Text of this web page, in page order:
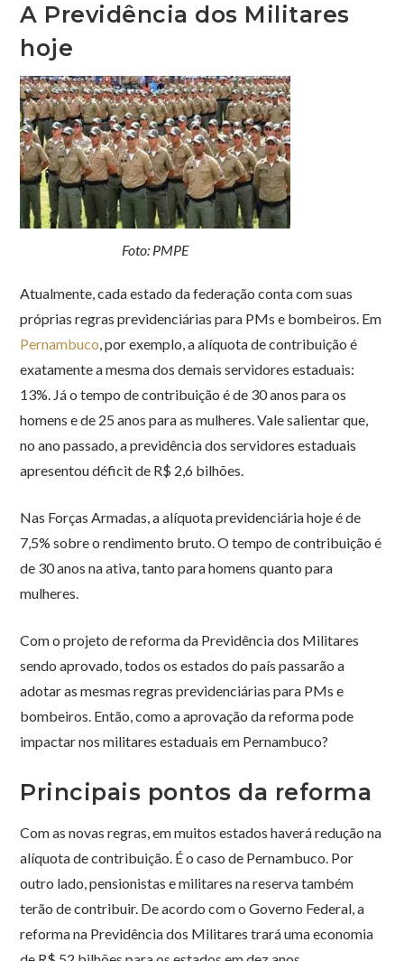
A Previdência dos Militares
hoje
Foto: PMPE
Atualmente, cada estado da federação conta com suas
próprias regras previdenciárias para PMs e bombeiros. Em
Pernambuco, por exemplo, a alíquota de contribuição é
exatamente a mesma dos demais servidores estaduais:
13%. Já o tempo de contribuição é de 30 anos para os
homens e de 25 anos para as mulheres. Vale salientar que,
no ano passado, a previdência dos servidores estaduais
apresentou déficit de R$ 2,6 bilhões.
Nas Forças Armadas, a alíquota previdenciária hoje é de
7,5% sobre o rendimento bruto. O tempo de contribuição é
de 30 anos na ativa, tanto para homens quanto para
mulheres.
Com o projeto de reforma da Previdência dos Militares
sendo aprovado, todos os estados do país passarão a
adotar as mesmas regras previdenciárias para PMs e
bombeiros. Então, como a aprovação da reforma pode
impactar nos militares estaduais em Pernambuco?
Principais pontos da reforma
Com as novas regras, em muitos estados haverá redução na
alíquota de contribuição. É o caso de Pernambuco. Por
outro lado, pensionistas e militares na reserva também
terão de contribuir. De acordo com o Governo Federal, a
reforma na Previdência dos Militares trará uma economia